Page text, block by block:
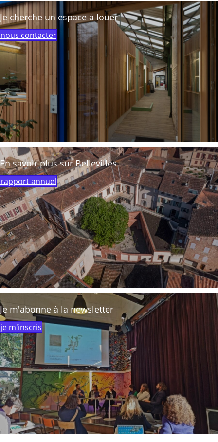
Je cherche un espace à louer
nous contacter
En savoir plus sur Bellevilles
rapport annuel
Je m'abonne à la newsletter
je m'inscris